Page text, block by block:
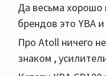
Да весьма хорошо
брендов это YBA
Про Atoll ничего
знаком ,